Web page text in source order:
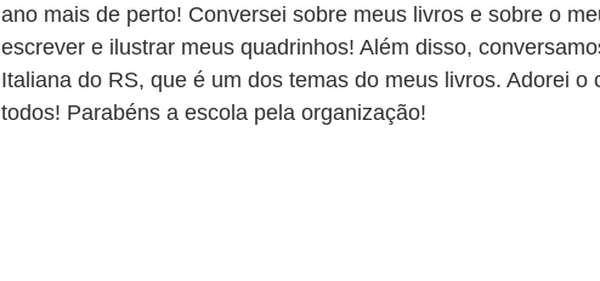
ano mais de perto! Conversei sobre meus livros e sobre o
escrever e ilustrar meus quadrinhos! Além disso,
Italiana do RS, que é um dos temas do meus livros. Adorei o
todos! Parabéns a escola pela organização!